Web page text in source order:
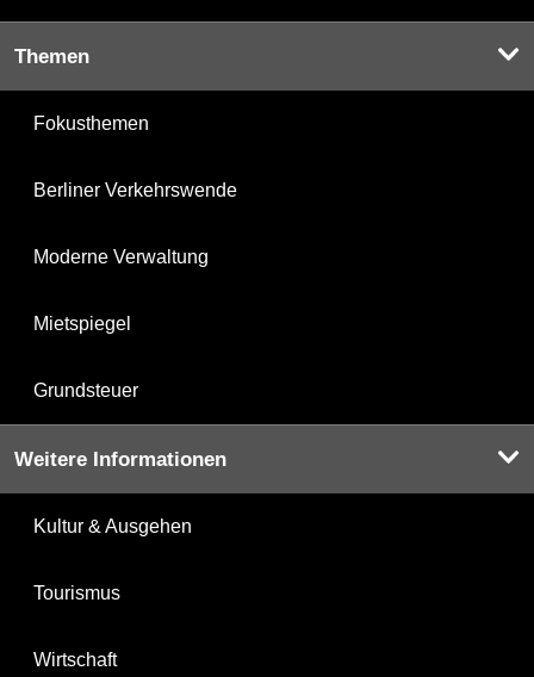
Themen
Fokusthemen
Berliner Verkehrswende
Moderne Verwaltung
Mietspiegel
Grundsteuer
Weitere Informationen
Kultur & Ausgehen
Tourismus
Wirtschaft